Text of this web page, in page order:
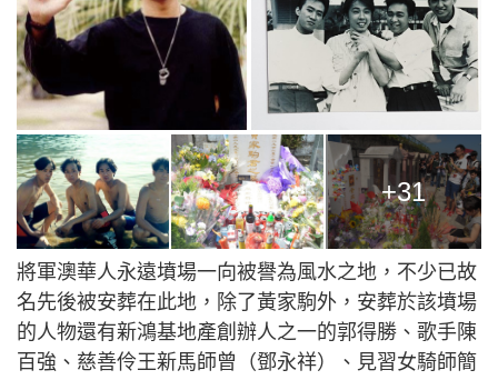
+31
將軍澳華人永遠墳場一向被譽為風水之地，不少已故
名先後被安葬在此地，除了黃家駒外，安葬於該墳場
的人物還有新鴻基地產創辦人之一的郭得勝、歌手陳
百強、慈善伶王新馬師曾（鄧永祥）、見習女騎師簡